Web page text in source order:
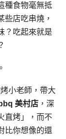
種食物毫無抵
些店吃串燒，
？吃起來就是
小老師，帶大
美村店 ，深
直烤」，而不
比你想像的還